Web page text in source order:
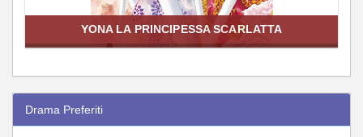
YONA LA PRINCIPESSA SCARLATTA
Drama Preferiti